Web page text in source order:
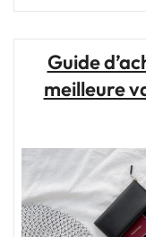
Guide
meilleure